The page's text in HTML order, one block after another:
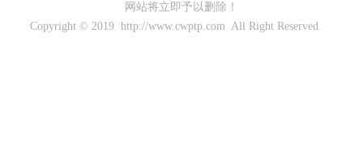
网站将立即予以删除！
Copyright © 2019 http://www.cwptp.com All Right Reserved.